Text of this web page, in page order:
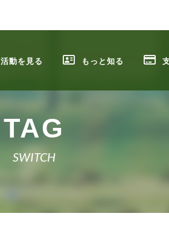
活動を見る もっと知る
TAG
SWITCH